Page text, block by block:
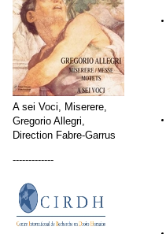
A sei Voci, Miserere,
Gregorio Allegri,
Direction Fabre-Garrus
-------------